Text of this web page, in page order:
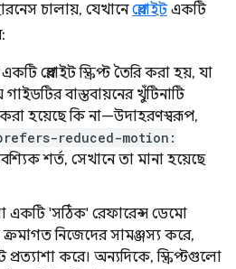
চালায়, যেখানেপ্লেরাইটএকটি
প্লেরাইট স্ক্রিপ্ট তৈরি করা হয়, যা
বাস্তবায়নের খুঁটিনাটি
হয়েছে কি না—উদাহরণস্বরূপ,
reduced-motion:
শর্ত, সেখানে তা মানা হয়েছে
একটি 'সঠিক' রেফারেন্স ডেমো
ক্রমাগত নিজেদের সামঞ্জস্য করে,
করে। অন্যদিকে, স্ক্রিপ্টগুলো